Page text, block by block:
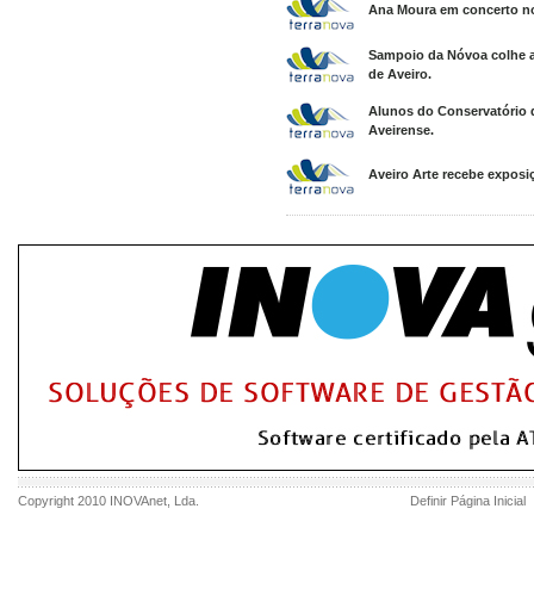
Ana Moura em concerto
Sampoio da Nóvoa colhe
de Aveiro.
Alunos do Conservatório
Aveirense.
Aveiro Arte recebe
Copyright 2010 INOVAnet , Lda. Definir Página Inicial